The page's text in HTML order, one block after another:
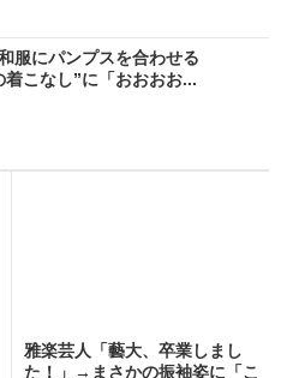
服にパンプスを合わせる
こなし”に「おおおお...
雅楽芸人「藝大、卒業しまし
た！」→まさかの振袖姿に「こ